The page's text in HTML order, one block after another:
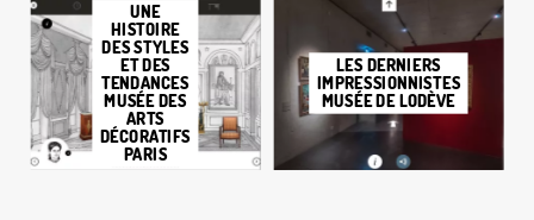
UNE
HISTOIRE
DES STYLES
ET DES
TENDANCES
MUSÉE DES
ARTS
DÉCORATIFS
PARIS
LES DERNIERS
IMPRESSIONNISTES
MUSÉE DE LODÈVE